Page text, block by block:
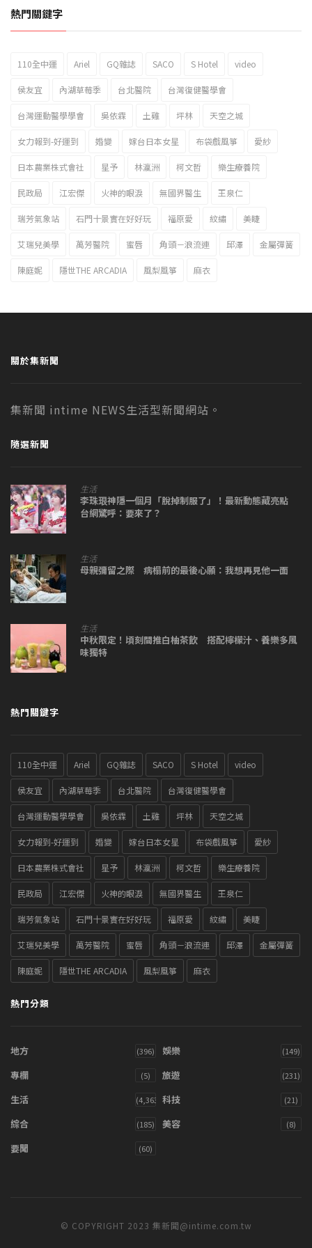
2023新北市北海岸國際風箏節「風在石起」霸氣回歸
熱門關鍵字
110全中運 Ariel GQ雜誌 SACO S Hotel video
侯友宜 內湖草莓季 台北醫院 台灣復健醫學會
台灣運動醫學學會 吳依霖 土雞 坪林 天空之城
女力報到-好運到 婚變 嫁台日本女星 布袋戲風箏 愛紗
日本農業株式會社 星予 林瀛洲 柯文哲 樂生療養院
民政局 江宏傑 火神的眼淚 無國界醫生 王泉仁
瑞芳氣象站 石門十景實在好好玩 福原愛 紋繡 美睫
艾瑞兒美學 萬芳醫院 蜜唇 角頭－浪流連 邱澤 金屬彈簧
陳庭妮 隱世THE ARCADIA 風梨風箏 麻衣
關於集新聞
集新聞 intime NEWS生活型新聞網站。
隨選新聞
生活
李珠珢神隱一個月「脫掉制服了」！最新動態藏亮點
台網驚呼：要來了？
生活
母親彌留之際 病榻前的最後心願：我想再見他一面
生活
中秋限定！頃刻間推白柚茶飲 搭配檸檬汁、養樂多風
味獨特
熱門關鍵字
110全中運 Ariel GQ雜誌 SACO S Hotel video
侯友宜 內湖草莓季 台北醫院 台灣復健醫學會
台灣運動醫學學會 吳依霖 土雞 坪林 天空之城
女力報到-好運到 婚變 嫁台日本女星 布袋戲風箏 愛紗
日本農業株式會社 星予 林瀛洲 柯文哲 樂生療養院
民政局 江宏傑 火神的眼淚 無國界醫生 王泉仁
瑞芳氣象站 石門十景實在好好玩 福原愛 紋繡 美睫
艾瑞兒美學 萬芳醫院 蜜唇 角頭－浪流連 邱澤 金屬彈簧
陳庭妮 隱世THE ARCADIA 風梨風箏 麻衣
熱門分類
地方 (396) 娛樂 (149)
專欄 (5) 旅遊 (231)
生活 (4,363) 科技 (21)
綜合 (185) 美容 (8)
要聞 (60)
© COPYRIGHT 2023 集新聞@intime.com.tw